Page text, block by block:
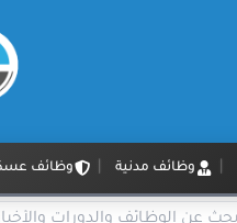
وظائف مدنية وظائف